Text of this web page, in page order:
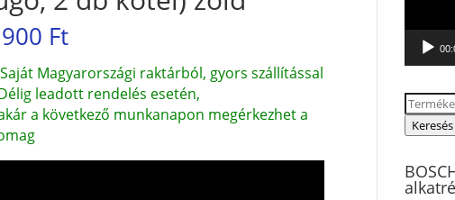
Ft
Magyarországi raktárból, gyors szállítással
leadott rendelés esetén,
a következő munkanapon megérkezhet a
Keresés
Keresés